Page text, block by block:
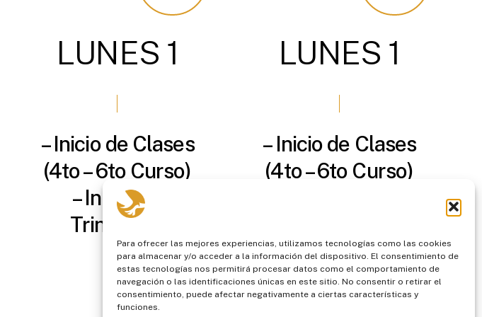
Para ofrecer las mejores experiencias, utilizamos tecnologías como las cookies
para almacenar y/o acceder a la información del dispositivo. El consentimiento de
estas tecnologías nos permitirá procesar datos como el comportamiento de
navegación o las identificaciones únicas en este sitio. No consentir o retirar el
consentimiento, puede afectar negativamente a ciertas características y
funciones.
LUNES 1
– Inicio de Clases
(4to – 6to Curso)
– Inicio 1er
Trimestre.
Agendar
LUNES 1
– Inicio de Clases
(4to – 6to Curso)
Agendar